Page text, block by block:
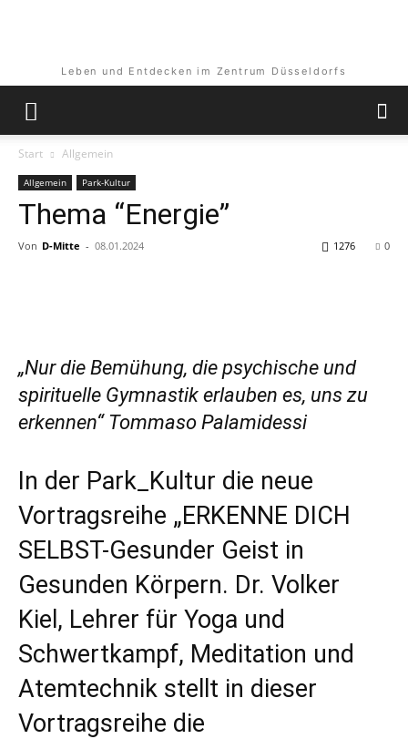
Leben und Entdecken im Zentrum Düsseldorfs
Start Allgemein
Allgemein Park-Kultur
Thema “Energie”
Von D-Mitte - 08.01.2024 0
1276
„Nur die Bemühung, die psychische und
spirituelle Gymnastik erlauben es, uns zu
erkennen“ Tommaso Palamidessi
In der Park_Kultur die neue
Vortragsreihe „ERKENNE DICH
SELBST-Gesunder Geist in
Gesunden Körpern. Dr. Volker
Kiel, Lehrer für Yoga und
Schwertkampf, Meditation und
Atemtechnik stellt in dieser
Vortragsreihe die